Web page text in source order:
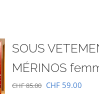
SOUS
MÉRINOS
CHF85.00 Le
CHF 59.00